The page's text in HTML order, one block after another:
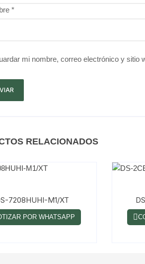
*
mi nombre, correo electrónico y sitio
RELACIONADOS
7208HUHI-M1/XT
POR WHATSAPP